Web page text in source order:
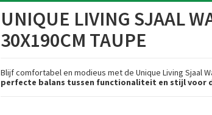
UNIQUE LIVING SJAAL
30X190CM TAUPE
Blijf comfortabel en modieus met de Unique Living Sjaal
perfecte balans tussen functionaliteit en stijl voor